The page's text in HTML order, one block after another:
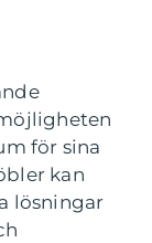
för sina
kan
lösningar